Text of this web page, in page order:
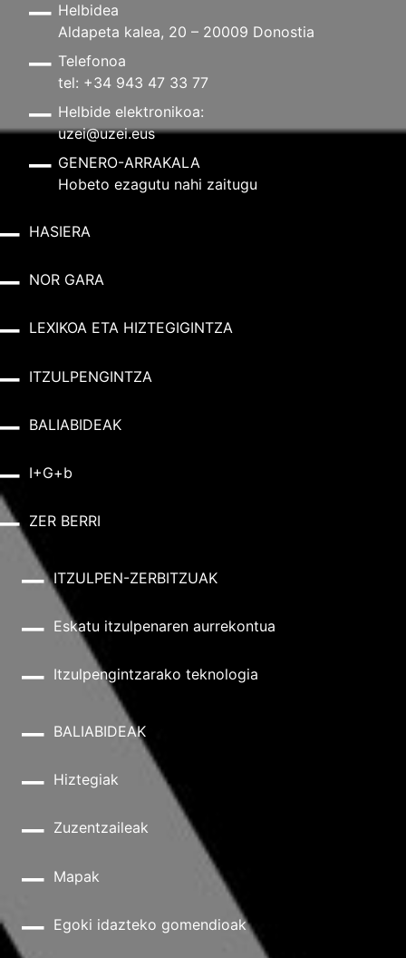
Helbidea
Aldapeta kalea, 20 – 20009 Donostia
Telefonoa
tel: +34 943 47 33 77
Helbide elektronikoa:
uzei@uzei.eus
GENERO-ARRAKALA
Hobeto ezagutu nahi zaitugu
HASIERA
NOR GARA
LEXIKOA ETA HIZTEGIGINTZA
ITZULPENGINTZA
BALIABIDEAK
I+G+b
ZER BERRI
ITZULPEN-ZERBITZUAK
Eskatu itzulpenaren aurrekontua
Itzulpengintzarako teknologia
BALIABIDEAK
Hiztegiak
Zuzentzaileak
Mapak
Egoki idazteko gomendioak